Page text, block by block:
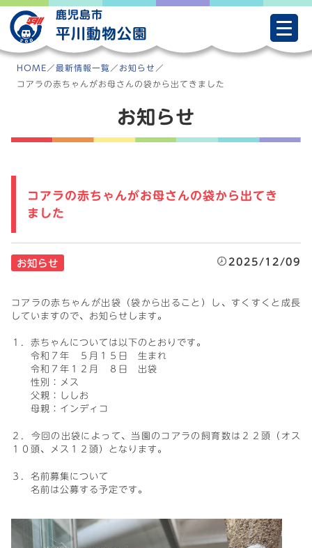
Skip
to
content
鹿児島市
平川動物公園
HOME ／最新情報一覧 ／ お知らせ ／
コアラの赤ちゃんがお母さんの袋から出てきました
お知らせ
コアラの赤ちゃんがお母さんの袋から出てき
ました
お知らせ 2025/12/09
コアラの赤ちゃんが出袋（袋から出ること）し、すくすくと成長
していますので、お知らせします。
１．赤ちゃんについては以下のとおりです。
令和７年 ５月１５日 生まれ
令和７年１２月 ８日 出袋
性別：メス
父親：ししお
母親：インディコ
２．今回の出袋によって、当園のコアラの飼育数は２２頭（オス
１０頭、メス１２頭）となります。
３．名前募集について
名前は公募する予定です。